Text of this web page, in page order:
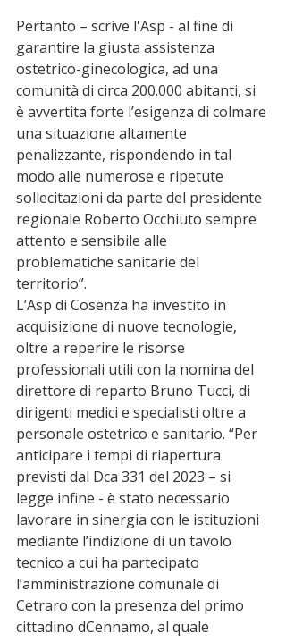
Pertanto – scrive l'Asp - al fine di
garantire la giusta assistenza
ostetrico-ginecologica, ad una
comunità di circa 200.000 abitanti, si
è avvertita forte l’esigenza di colmare
una situazione altamente
penalizzante, rispondendo in tal
modo alle numerose e ripetute
sollecitazioni da parte del presidente
regionale Roberto Occhiuto sempre
attento e sensibile alle
problematiche sanitarie del
territorio”.
L’Asp di Cosenza ha investito in
acquisizione di nuove tecnologie,
oltre a reperire le risorse
professionali utili con la nomina del
direttore di reparto Bruno Tucci, di
dirigenti medici e specialisti oltre a
personale ostetrico e sanitario. “Per
anticipare i tempi di riapertura
previsti dal Dca 331 del 2023 – si
legge infine - è stato necessario
lavorare in sinergia con le istituzioni
mediante l’indizione di un tavolo
tecnico a cui ha partecipato
l’amministrazione comunale di
Cetraro con la presenza del primo
cittadino dCennamo, al quale